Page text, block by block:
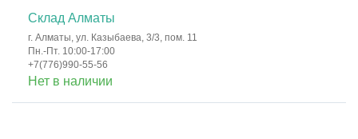
Склад Алматы
г. Алматы, ул. Казыбаева, 3/3, пом. 11
Пн.-Пт. 10:00-17:00
+7(776)990-55-56
Нет в наличии